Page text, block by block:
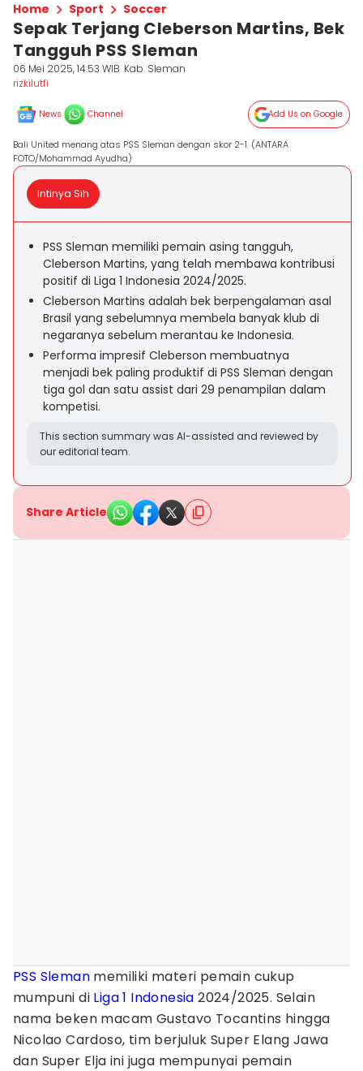
Home Sport Soccer
Sepak Terjang Cleberson Martins, Bek
Tangguh PSS Sleman
06 Mei 2025, 14:53 WIB Kab. Sleman
rizkilutfi
News Channel Add Us on Google
Bali United menang atas PSS Sleman dengan skor 2-1. (ANTARA
FOTO/Mohammad Ayudha)
Intinya Sih
PSS Sleman memiliki pemain asing tangguh,
Cleberson Martins, yang telah membawa kontribusi
positif di Liga 1 Indonesia 2024/2025.
Cleberson Martins adalah bek berpengalaman asal
Brasil yang sebelumnya membela banyak klub di
negaranya sebelum merantau ke Indonesia.
Performa impresif Cleberson membuatnya
menjadi bek paling produktif di PSS Sleman dengan
tiga gol dan satu assist dari 29 penampilan dalam
kompetisi.
This section summary was AI-assisted and reviewed by
our editorial team.
Share Article
PSS Sleman memiliki materi pemain cukup
mumpuni di Liga 1 Indonesia 2024/2025. Selain
nama beken macam Gustavo Tocantins hingga
Nicolao Cardoso, tim berjuluk Super Elang Jawa
dan Super Elja ini juga mempunyai pemain